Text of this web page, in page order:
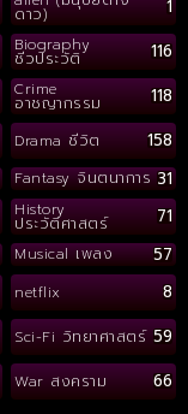
ดาว) 1
Biography
ชีวประวัติ 116
Crime
อาชญากรรม 118
Drama ชีวิต 158
Fantasy จินตนาการ 31
History
ประวัติศาสตร์ 71
Musical เพลง 57
netflix 8
Sci-Fi วิทยาศาสตร์ 59
War สงคราม 66